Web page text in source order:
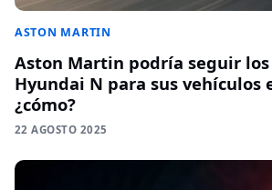
ASTON MARTIN
Aston Martin podría seguir los
Hyundai N para sus vehículos
¿cómo?
22 AGOSTO 2025